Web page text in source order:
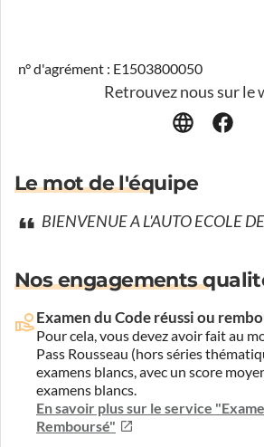
n° d'agrément : E1503800050
Retrouvez nous sur le
Le mot de l'équipe
BIENVENUE A L'AUTO ECOLE
Nos engagements
Examen du Code réussi ou
Pour cela, vous devez avoir fait au
Pass Rousseau (hors séries
examens blancs, avec un score
examens blancs.
En savoir plus sur le service
Remboursé"